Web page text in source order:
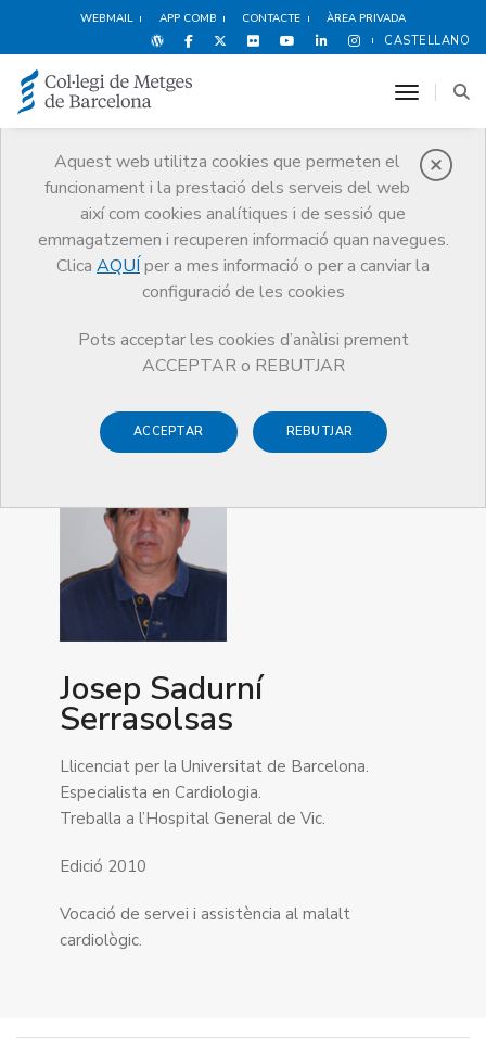
WEBMAIL APP COMB CONTACTE ÀREA PRIVADA
CASTELLANO
Aquest web utilitza cookies que permeten el
funcionament i la prestació dels serveis del web
així com cookies analítiques i de sessió que
emmagatzemen i recuperen informació quan navegues.
Clica AQUÍ per a mes informació o per a canviar la
configuració de les cookies
Pots acceptar les cookies d’anàlisi prement
ACCEPTAR o REBUTJAR
ACCEPTAR REBUTJAR
toggle
Premis
Premis Guardonat Edició 2010
Guardonat Edició 2010
Josep Sadurní
Serrasolsas
Llicenciat per la Universitat de Barcelona.
Especialista en Cardiologia.
Treballa a l’Hospital General de Vic.
Edició 2010
Vocació de servei i assistència al malalt
cardiològic.